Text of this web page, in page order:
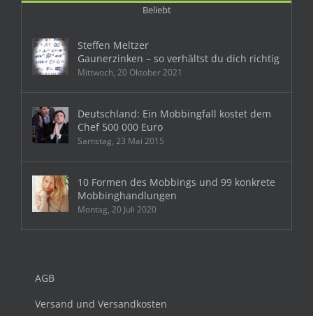
Beliebt
Steffen Meltzer
Gaunerzinken – so verhältst du dich richtig
Mittwoch, 20 Oktober 2021
Deutschland: Ein Mobbingfall kostet dem
Chef 500 000 Euro
Samstag, 23 Mai 2015
10 Formen des Mobbings und 99 konkrete
Mobbinghandlungen
Montag, 20 Juli 2020
AGB
Versand und Versandkosten